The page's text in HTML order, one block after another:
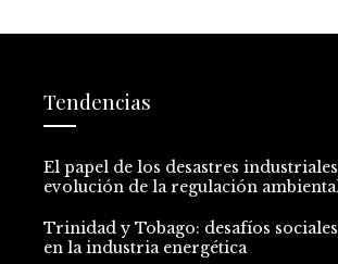
Tendencias
El papel de los desastres
evolución de la regulación
Trinidad y Tobago: desafíos
en la industria energética